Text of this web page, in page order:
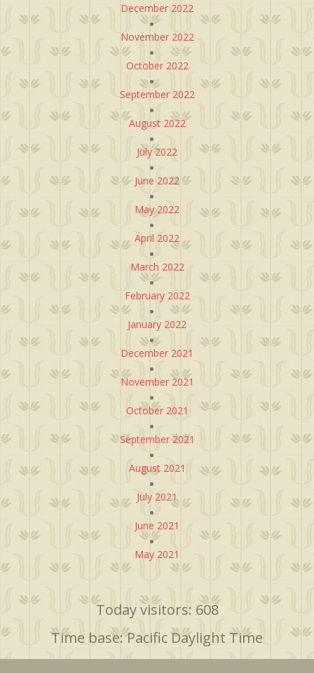
December 2022
November 2022
October 2022
September 2022
August 2022
July 2022
June 2022
May 2022
April 2022
March 2022
February 2022
January 2022
December 2021
November 2021
October 2021
September 2021
August 2021
July 2021
June 2021
May 2021
Today visitors: 608
Time base: Pacific Daylight Time